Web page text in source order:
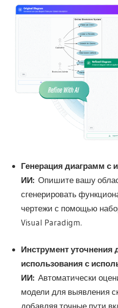
Генерация диаграмм с
ИИ: Опишите вашу
сгенерировать
чертежи с помощью
Visual Paradigm.
Инструмент
использования с
ИИ: Автоматически
модели для выявления
добавляя точные пути